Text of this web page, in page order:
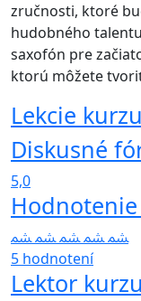
zručnosti, ktoré
hudobného
saxofón pre
ktorú môžete
Lekcie kurzu
Diskusné
5,0
5 hodnotení
Lektor kurzu